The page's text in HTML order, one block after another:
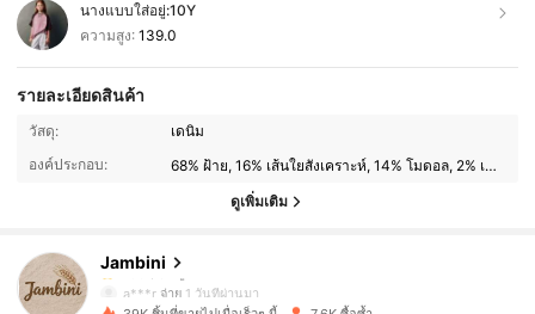
นางแบบใส่อยู่:10Y
ความสูง: 139.0
รายละเอียดสินค้า
วัสดุ:
เดนิม
องค์ประกอบ:
68% ฝ้าย, 16% เส้นใยสังเคราะห์, 14% โมดอล, 2% เส้นใยเรยอน
ดูเพิ่มเติม
Jambini
4.90
4.90
8K ผู้ติดตาม
a***r
จ่าย 1 วันที่ผ่านมา
n***aตาม3 ชั่วโมงที่ผ่านมา